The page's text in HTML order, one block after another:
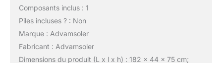
Composants inclus : 1
Piles incluses ? : Non
Marque : Advamsoler
Fabricant : Advamsoler
Dimensions du produit (L x l x h) : 182 x 44 x 75 cm;